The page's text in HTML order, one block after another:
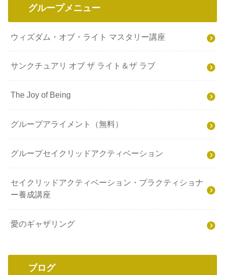
グループメニュー
ウィズダム・オブ・ライト マスタリー講座
サンクチュアリ オブ ザ ライト＆ザ ラブ
The Joy of Being
グループアライメント（無料）
グループセイクリッドアクティベーション
セイクリッドアクティベーション・プラクティショナ
ー養成講座
愛のギャザリング
ブログ